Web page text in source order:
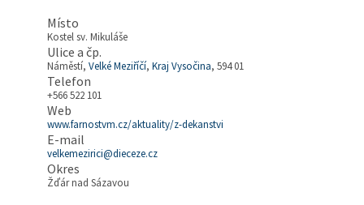
Místo
Kostel sv. Mikuláše
Ulice a čp.
Náměstí,Velké Meziříčí,Kraj Vysočina, 594 01
Telefon
+566 522 101
Web
www.farnostvm.cz/aktuality/z-dekanstvi
E-mail
velkemezirici@dieceze.cz
Okres
Žďár nad Sázavou